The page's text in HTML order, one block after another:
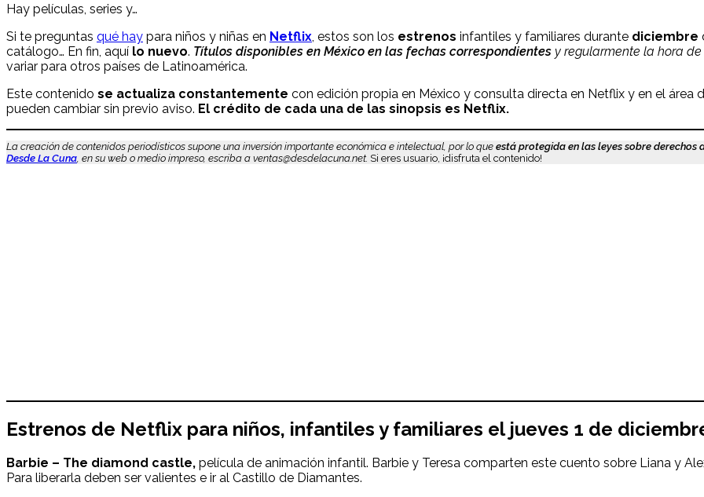
Hay películas, series y…
Si te preguntas qué hay para niños y niñas en Netflix , estos son los estrenos infantiles y familiares durante diciembre
catálogo… En fin, aquí lo nuevo. Títulos disponibles en México en las fechas correspondientes y regularmente la hora de
variar para otros países de Latinoamérica.
Este contenido se actualiza constantemente con edición propia en México y consulta directa en Netflix y en el
pueden cambiar sin previo aviso. El crédito de cada una de las sinopsis es Netflix.
La creación de contenidos periodísticos supone una inversión importante económica e intelectual, por lo que está protegida en las leyes sobre derechos
Desde La Cuna , en su web o medio impreso, escriba a ventas@desdelacuna.net. Si eres usuario, ¡disfruta el contenido!
Estrenos de Netflix para niños, infantiles y familiares el jueves 1 de
Barbie – The diamond castle, película de animación infantil. Barbie y Teresa comparten este cuento sobre Liana y
Para liberarla deben ser valientes e ir al Castillo de Diamantes.